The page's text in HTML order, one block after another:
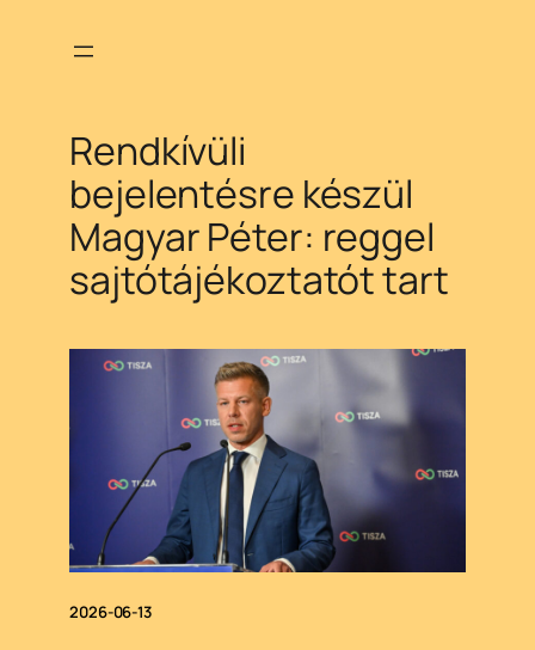
Rendkívüli
bejelentésre készül
Magyar Péter: reggel
sajtótájékoztatót tart
2026-06-13